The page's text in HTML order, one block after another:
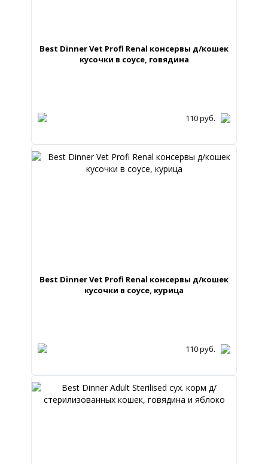
Best Dinner Vet Profi Renal консервы д/кошек
кусочки в соусе, говядина
110руб.
Best Dinner Vet Profi Renal консервы д/кошек
кусочки в соусе, курица
110руб.